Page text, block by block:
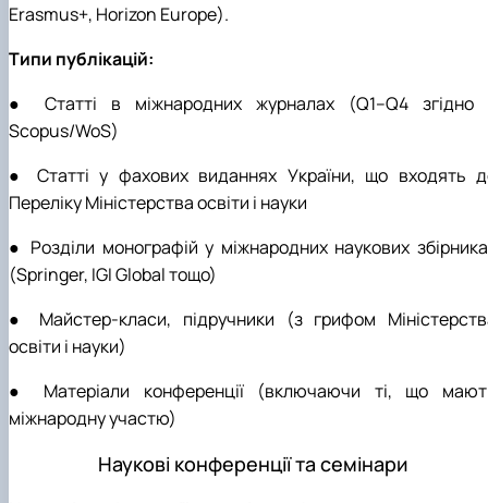
Erasmus+, Horizon Europe).
Типи публікацій:
● Статті в міжнародних журналах (Q1–Q4 згідно
Scopus/WoS)
● Статті у фахових виданнях України, що входять
Переліку Міністерства освіти і науки
● Розділи монографій у міжнародних наукових
(Springer, IGI Global тощо)
● Майстер-класи, підручники (з грифом
освіти і науки)
● Матеріали конференції (включаючи ті, що
міжнародну участю)
Наукові конференції та семінари